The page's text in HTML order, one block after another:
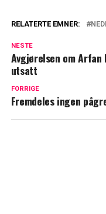
RELATERTE EMNER:
NESTE
Avgjørelsen om
utsatt
FORRIGE
Fremdeles ingen